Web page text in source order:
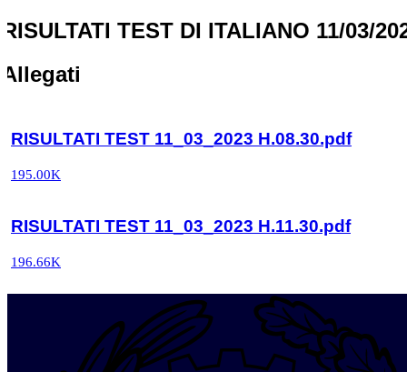
RISULTATI TEST DI ITALIANO 11/03/
Allegati
RISULTATI TEST 11_03_2023 H.08.30.pdf
195.00K
RISULTATI TEST 11_03_2023 H.11.30.pdf
196.66K